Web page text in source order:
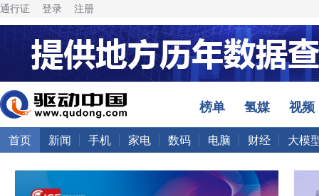
通行证 登录 注册
榜单 氢媒 视频
首页 新闻 手机 家电 数码 电脑 财经 大模